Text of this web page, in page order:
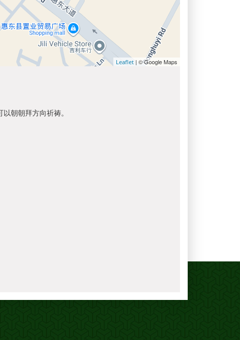
Leaflet | © Google Maps
朝朝拜方向祈祷。